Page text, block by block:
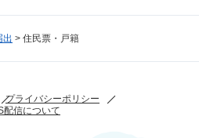
出 > 住民票・戸籍
プライバシーポリシー
配信について